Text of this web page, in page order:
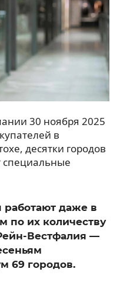
30 ноября 2025
в
десятки городов
специальные
работают даже в
по их количеству
Вестфалия —
69 городов.